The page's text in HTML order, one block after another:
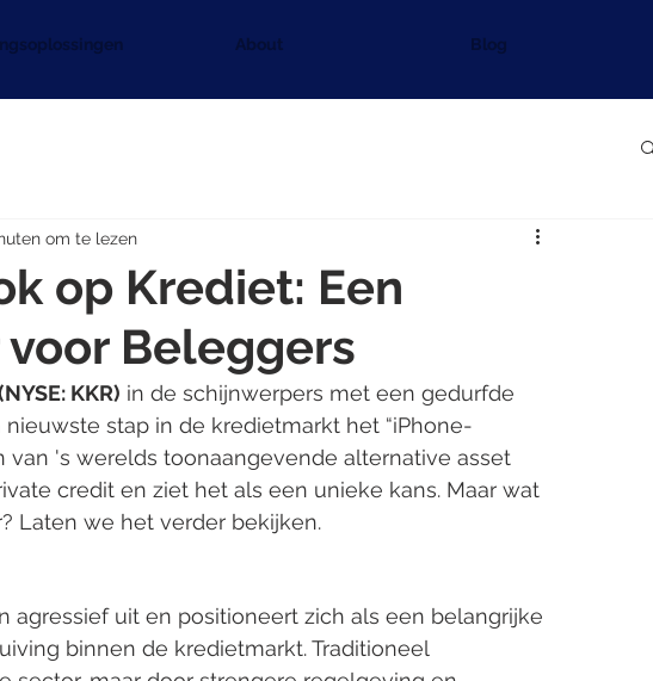
About Blog
op Krediet: Een
Beleggers
om te lezen
KKR) in de schijnwerpers met een gedurfde
stap in de kredietmarkt het “iPhone-
van 's werelds toonaangevende alternative asset
credit en ziet het als een unieke kans. Maar wat
Laten we het verder bekijken.
agressief uit en positioneert zich als een belangrijke
binnen de kredietmarkt. Traditioneel